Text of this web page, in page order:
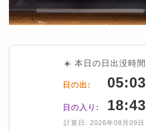
☀️ 本日の日出没時間
日の出: 05:03
日の入り: 18:43
計算日: 2026年08月09日